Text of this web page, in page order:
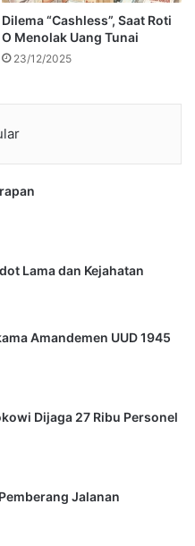
Dilema “Cashless”, Saat Roti
O Menolak Uang Tunai
23/12/2025
Lama dan Kejahatan
Amandemen UUD 1945
Dijaga 27 Ribu Personel
Jalanan